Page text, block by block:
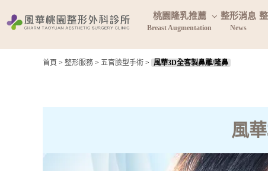
桃園隆乳推薦
Breast Augmentation
整形消息
News
首頁 > 整形服務 > 五官臉型手術 > 風華3D全客製鼻雕/隆鼻
風